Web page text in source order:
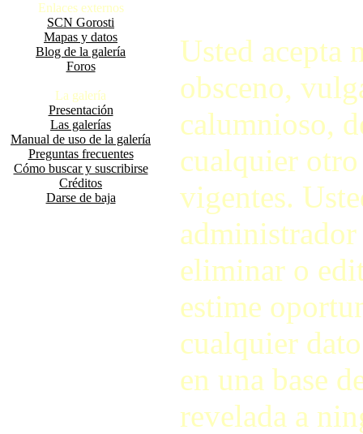
Enlaces externos
SCN Gorosti
Mapas y datos
Blog de la galería
Foros
La galería
Presentación
Las galerías
Manual de uso de la galería
Preguntas frecuentes
Cómo buscar y suscribirse
Créditos
Darse de baja
Usted acepta
obsceno,
calumnioso,
cualquier
vigentes.
administrador
eliminar o
estime
cualquier
en una base
revelada a